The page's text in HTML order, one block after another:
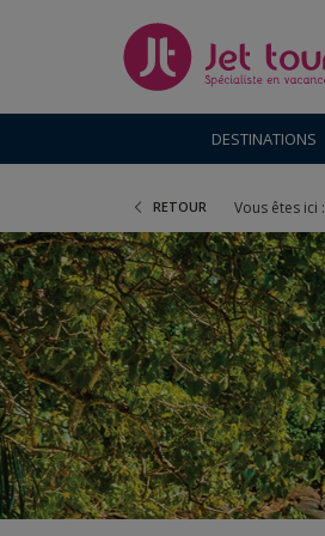
DESTINATIONS
RETOUR Vous êtes ici :